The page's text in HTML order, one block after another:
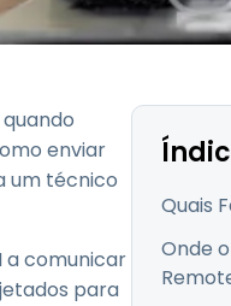
Explore todas as
indústrias
Quais
Onde
enviar
um técnico
a comunicar
para